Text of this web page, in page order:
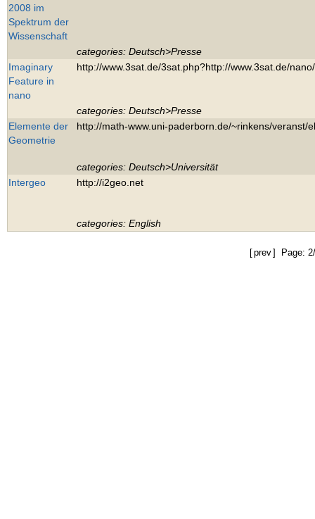
2008 im
Spektrum der
Wissenschaft
categories: Deutsch>Presse
Imaginary
Feature in
nano
http://www.3sat.de/3sat.php?http://www.3sat.de/
categories: Deutsch>Presse
Elemente der
Geometrie
http://math-www.uni-paderborn.de/~rinkens/veranst/
categories: Deutsch>Universität
Intergeo
http://i2geo.net
categories: English
[prev] Page: